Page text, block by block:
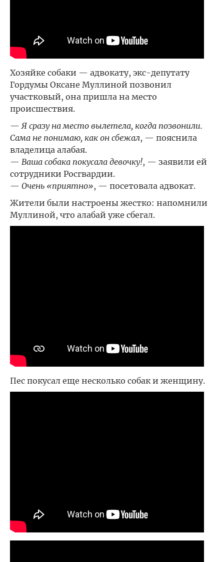
Хозяйке собаки — адвокату, экс-депутату
Гордумы Оксане Муллиной позвонил
участковый, она пришла на место
происшествия.
—Я сразу на место вылетела, когда позвонили.
Сама не понимаю, как он сбежал, — пояснила
владелица алабая.
— Ваша собака покусала девочку!, — заявили ей
сотрудники Росгвардии.
— Очень «приятно», — посетовала адвокат.
Жители были настроены жестко: напомнили
Муллиной, что алабай уже сбегал.
Пес покусал еще несколько собак и женщину.